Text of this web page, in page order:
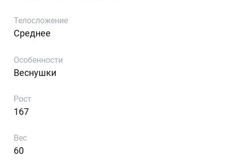
Телосложение
Среднее
Особенности
Веснушки
Рост
167
Вес
60